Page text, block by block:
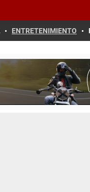
ENTRETENIMIENTO